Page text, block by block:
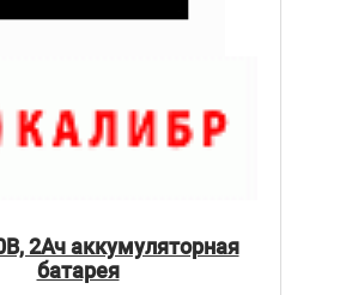
2Ач аккумуляторная
батарея